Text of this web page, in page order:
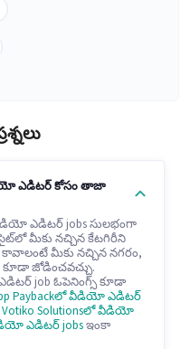
ఎడిటర్ కోసం తాజా
వీడియో ఎడిటర్ jobs సులభంగా
మీకు నచ్చిన కేటగిరీని
మీకు నచ్చిన నగరం,
కూడా జోడించవచ్చు.
job ఓపెనింగ్స్ కూడా
Paybackలో వీడియో ఎడిటర్
Votiko Solutionsలో వీడియో
ఎడిటర్ jobsఇంకా